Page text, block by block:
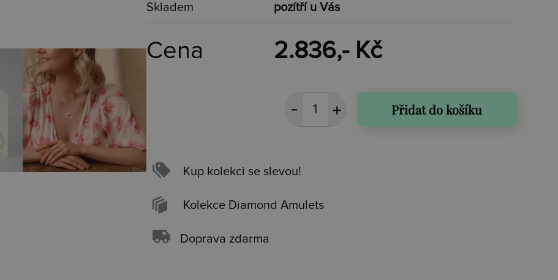
Skladem pozítří u Vás
Cena 2.836,- Kč
Přidat do košíku
Kup kolekci se slevou!
Kolekce Diamond Amulets
Doprava zdarma